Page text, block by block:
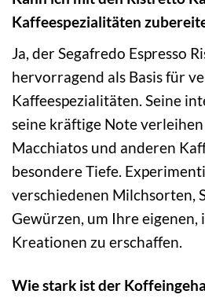
Kaffeespezialitäten
Ja, der Segafredo Espresso
hervorragend als Basis für
Kaffeespezialitäten. Seine
seine kräftige Note
Macchiatos und anderen
besondere Tiefe.
verschiedenen Milchsorten,
Gewürzen, um Ihre
Kreationen zu erschaffen.
Wie stark ist der